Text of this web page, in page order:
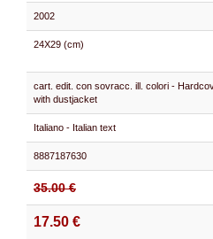
2002
24X29 (cm)
cart. edit. con sovracc. ill. colori -
with dustjacket
Italiano - Italian text
8887187630
35.00 €
17.50 €